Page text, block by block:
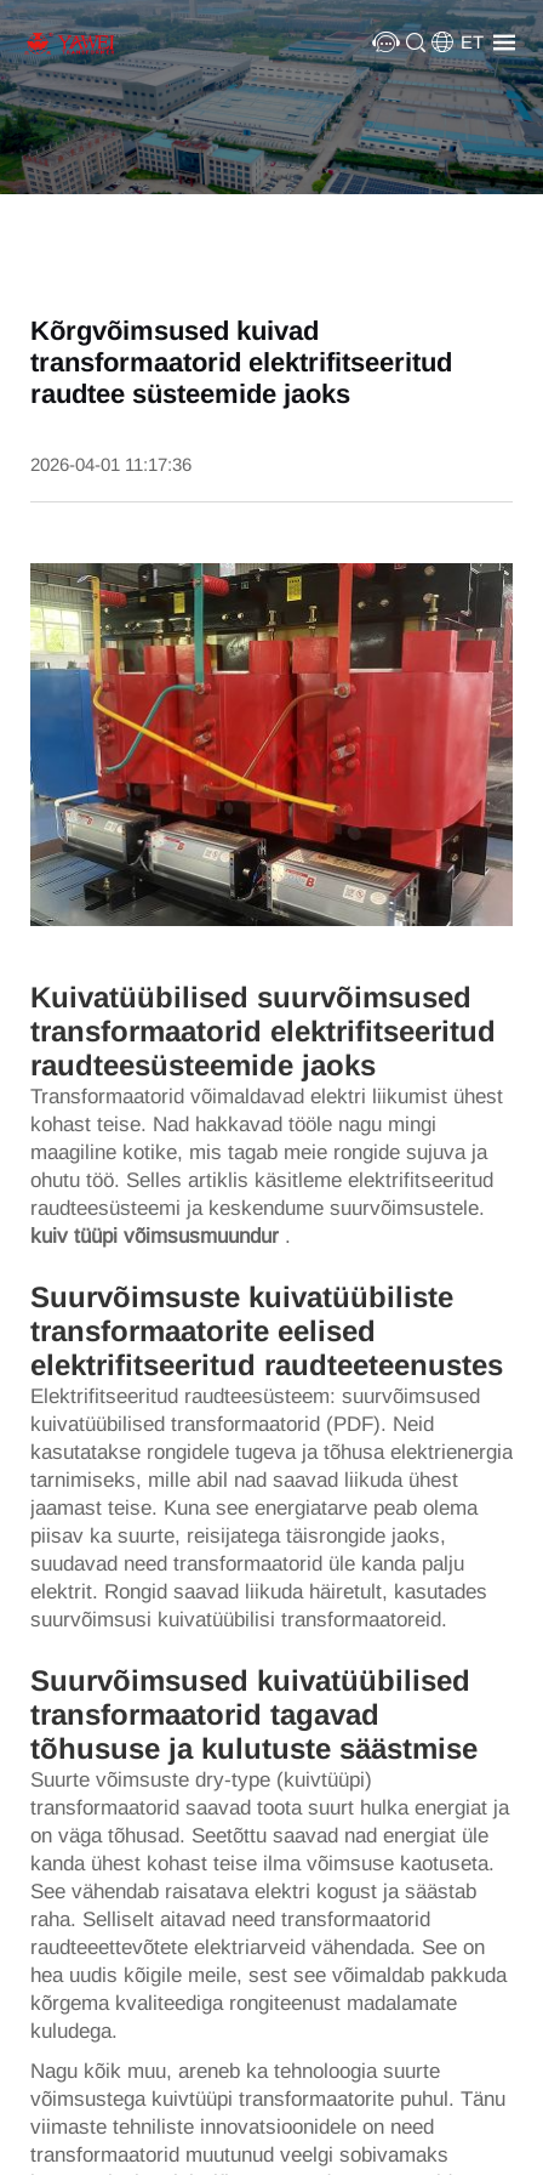
ET
Kõrgvõimsused kuivad
transformaatorid elektrifitseeritud
raudtee süsteemide jaoks
2026-04-01 11:17:36
Kuivatüübilised suurvõimsused
transformaatorid elektrifitseeritud
raudteesüsteemide jaoks
Transformaatorid võimaldavad elektri liikumist ühest
kohast teise. Nad hakkavad tööle nagu mingi
maagiline kotike, mis tagab meie rongide sujuva ja
ohutu töö. Selles artiklis käsitleme elektrifitseeritud
raudteesüsteemi ja keskendume suurvõimsustele.
kuiv tüüpi võimsusmuundur .
Suurvõimsuste kuivatüübiliste
transformaatorite eelised
elektrifitseeritud raudteeteenustes
Elektrifitseeritud raudteesüsteem: suurvõimsused
kuivatüübilised transformaatorid (PDF). Neid
kasutatakse rongidele tugeva ja tõhusa elektrienergia
tarnimiseks, mille abil nad saavad liikuda ühest
jaamast teise. Kuna see energiatarve peab olema
piisav ka suurte, reisijatega täisrongide jaoks,
suudavad need transformaatorid üle kanda palju
elektrit. Rongid saavad liikuda häiretult, kasutades
suurvõimsusi kuivatüübilisi transformaatoreid.
Suurvõimsused kuivatüübilised
transformaatorid tagavad
tõhususe ja kulutuste säästmise
Suurte võimsuste dry-type (kuivtüüpi)
transformaatorid saavad toota suurt hulka energiat ja
on väga tõhusad. Seetõttu saavad nad energiat üle
kanda ühest kohast teise ilma võimsuse kaotuseta.
See vähendab raisatava elektri kogust ja säästab
raha. Selliselt aitavad need transformaatorid
raudteeettevõtete elektriarveid vähendada. See on
hea uudis kõigile meile, sest see võimaldab pakkuda
kõrgema kvaliteediga rongiteenust madalamate
kuludega.
Nagu kõik muu, areneb ka tehnoloogia suurte
võimsustega kuivtüüpi transformaatorite puhul. Tänu
viimaste tehniliste innovatsioonidele on need
transformaatorid muutunud veelgi sobivamaks